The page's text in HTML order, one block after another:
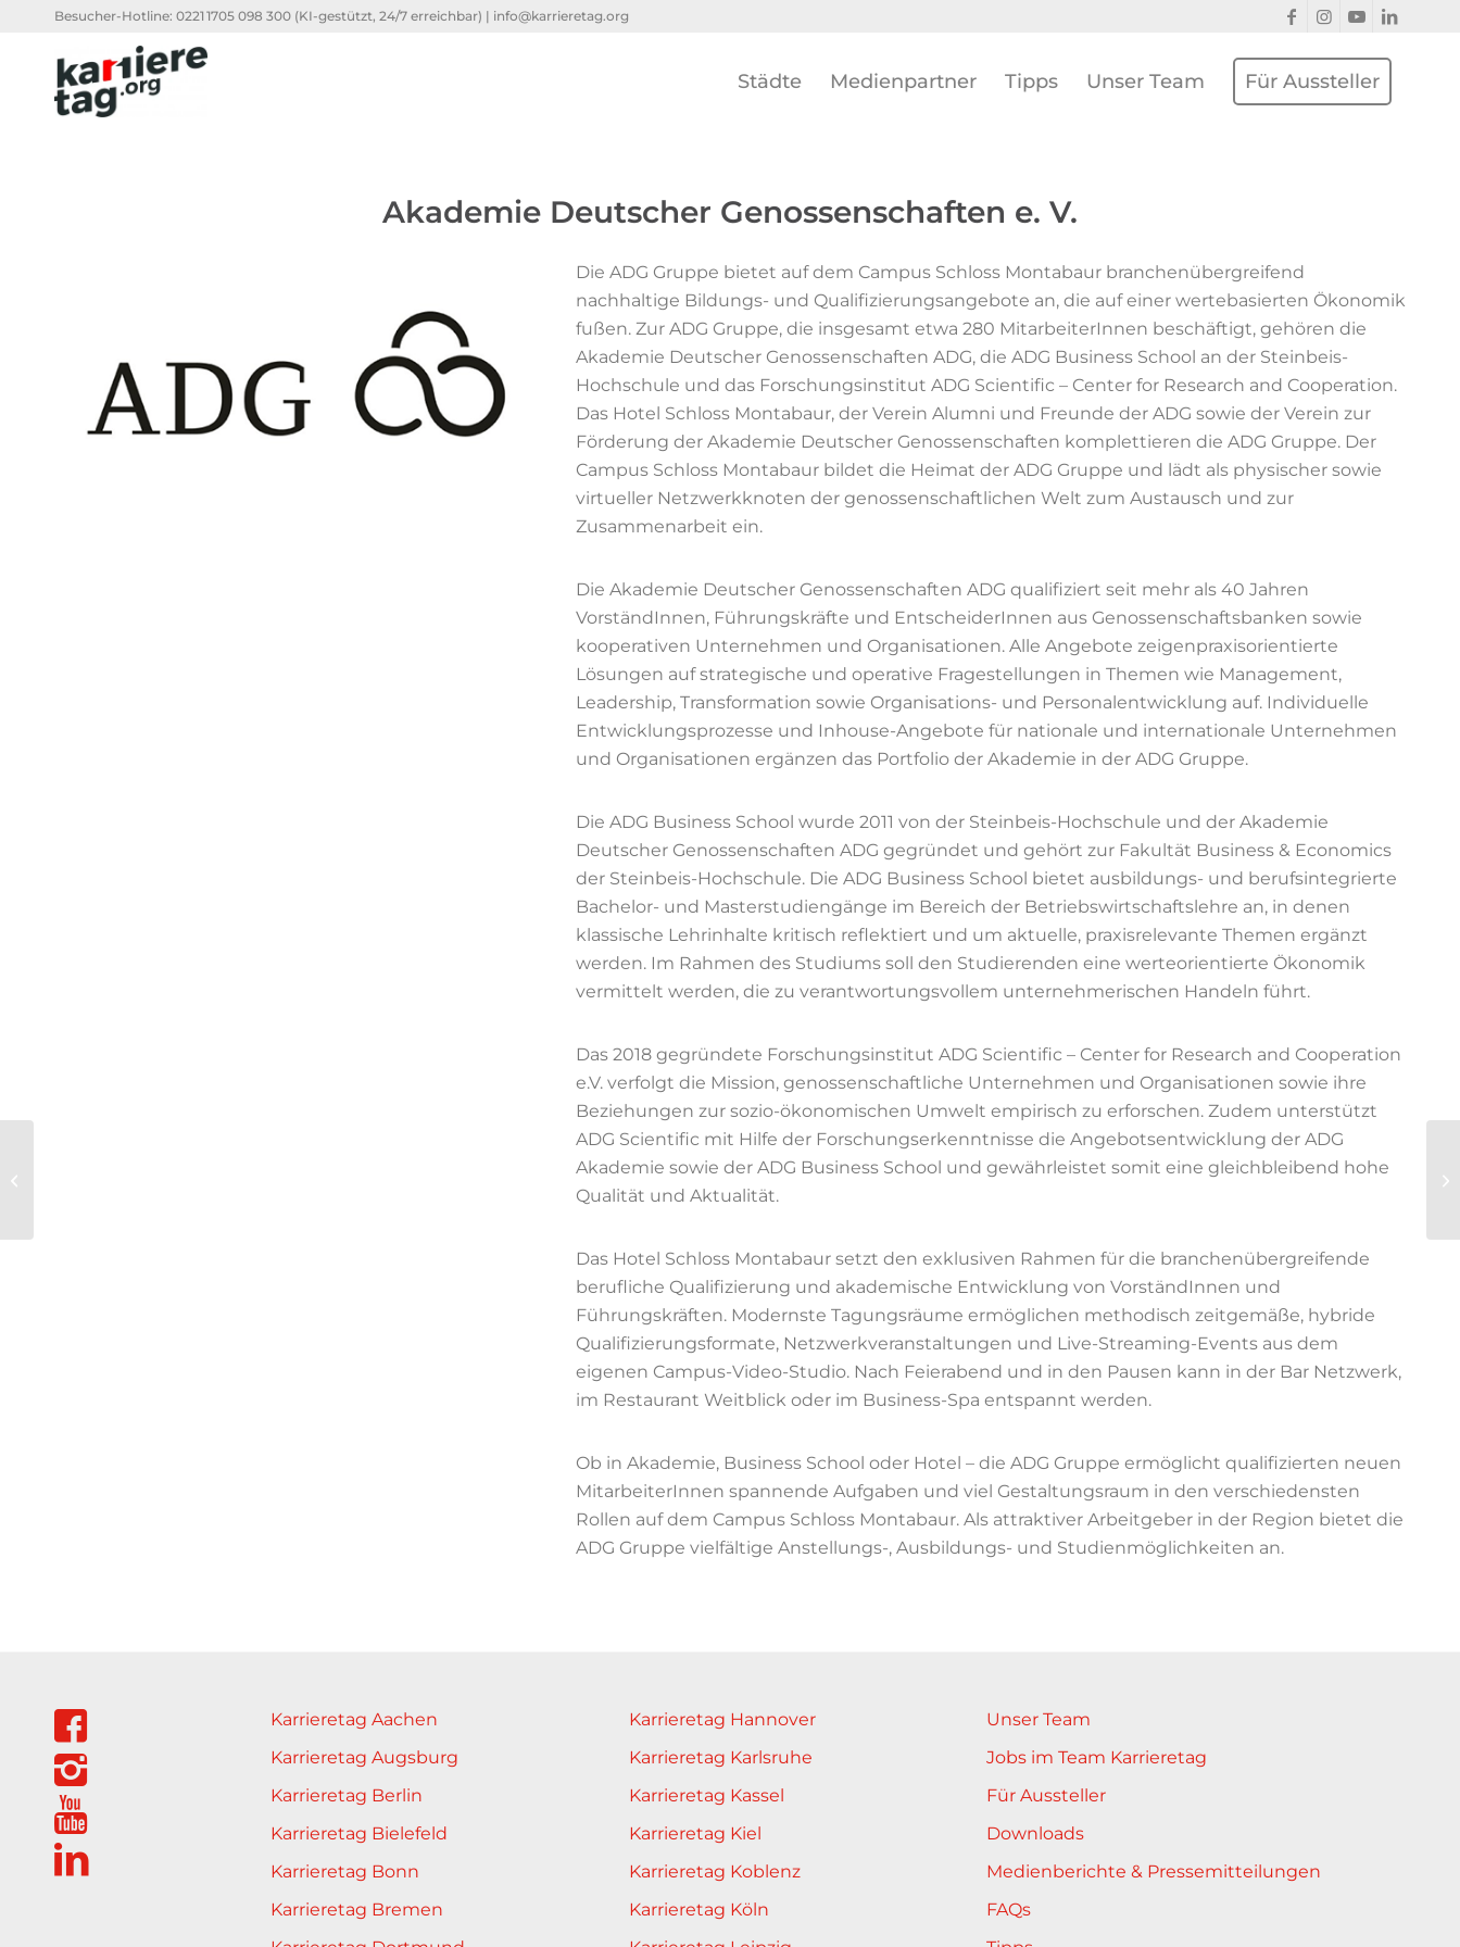
Besucher-Hotline: 0221 1705 098 300 (KI-gestützt, 24/7 erreichbar) | info@karrieretag.org
Städte Medienpartner Tipps Unser Team Für Aussteller
Akademie Deutscher Genossenschaften e. V.
Die ADG Gruppe bietet auf dem Campus Schloss Montabaur branchenübergreifend
nachhaltige Bildungs- und Qualifizierungsangebote an, die auf einer wertebasierten Ökonomik
fußen. Zur ADG Gruppe, die insgesamt etwa 280 MitarbeiterInnen beschäftigt, gehören die
Akademie Deutscher Genossenschaften ADG, die ADG Business School an der Steinbeis-
Hochschule und das Forschungsinstitut ADG Scientific – Center for Research and Cooperation.
Das Hotel Schloss Montabaur, der Verein Alumni und Freunde der ADG sowie der Verein zur
Förderung der Akademie Deutscher Genossenschaften komplettieren die ADG Gruppe. Der
Campus Schloss Montabaur bildet die Heimat der ADG Gruppe und lädt als physischer sowie
virtueller Netzwerkknoten der genossenschaftlichen Welt zum Austausch und zur
Zusammenarbeit ein.
Die Akademie Deutscher Genossenschaften ADG qualifiziert seit mehr als 40 Jahren
VorständInnen, Führungskräfte und EntscheiderInnen aus Genossenschaftsbanken sowie
kooperativen Unternehmen und Organisationen. Alle Angebote zeigenpraxisorientierte
Lösungen auf strategische und operative Fragestellungen in Themen wie Management,
Leadership, Transformation sowie Organisations- und Personalentwicklung auf. Individuelle
Entwicklungsprozesse und Inhouse-Angebote für nationale und internationale Unternehmen
und Organisationen ergänzen das Portfolio der Akademie in der ADG Gruppe.
Die ADG Business School wurde 2011 von der Steinbeis-Hochschule und der Akademie
Deutscher Genossenschaften ADG gegründet und gehört zur Fakultät Business & Economics
der Steinbeis-Hochschule. Die ADG Business School bietet ausbildungs- und berufsintegrierte
Bachelor- und Masterstudiengänge im Bereich der Betriebswirtschaftslehre an, in denen
klassische Lehrinhalte kritisch reflektiert und um aktuelle, praxisrelevante Themen ergänzt
werden. Im Rahmen des Studiums soll den Studierenden eine werteorientierte Ökonomik
vermittelt werden, die zu verantwortungsvollem unternehmerischen Handeln führt.
Das 2018 gegründete Forschungsinstitut ADG Scientific – Center for Research and Cooperation
e.V. verfolgt die Mission, genossenschaftliche Unternehmen und Organisationen sowie ihre
Beziehungen zur sozio-ökonomischen Umwelt empirisch zu erforschen. Zudem unterstützt
ADG Scientific mit Hilfe der Forschungserkenntnisse die Angebotsentwicklung der ADG
Akademie sowie der ADG Business School und gewährleistet somit eine gleichbleibend hohe
Qualität und Aktualität.
Das Hotel Schloss Montabaur setzt den exklusiven Rahmen für die branchenübergreifende
berufliche Qualifizierung und akademische Entwicklung von VorständInnen und
Führungskräften. Modernste Tagungsräume ermöglichen methodisch zeitgemäße, hybride
Qualifizierungsformate, Netzwerkveranstaltungen und Live-Streaming-Events aus dem
eigenen Campus-Video-Studio. Nach Feierabend und in den Pausen kann in der Bar Netzwerk,
im Restaurant Weitblick oder im Business-Spa entspannt werden.
Ob in Akademie, Business School oder Hotel – die ADG Gruppe ermöglicht qualifizierten neuen
MitarbeiterInnen spannende Aufgaben und viel Gestaltungsraum in den verschiedensten
Rollen auf dem Campus Schloss Montabaur. Als attraktiver Arbeitgeber in der Region bietet die
ADG Gruppe vielfältige Anstellungs-, Ausbildungs- und Studienmöglichkeiten an.
Karrieretag Aachen
Karrieretag Augsburg
Karrieretag Berlin
Karrieretag Bielefeld
Karrieretag Bonn
Karrieretag Bremen
Karrieretag Hannover
Karrieretag Karlsruhe
Karrieretag Kassel
Karrieretag Kiel
Karrieretag Koblenz
Karrieretag Köln
Unser Team
Jobs im Team Karrieretag
Für Aussteller
Downloads
Medienberichte & Pressemitteilungen
FAQs